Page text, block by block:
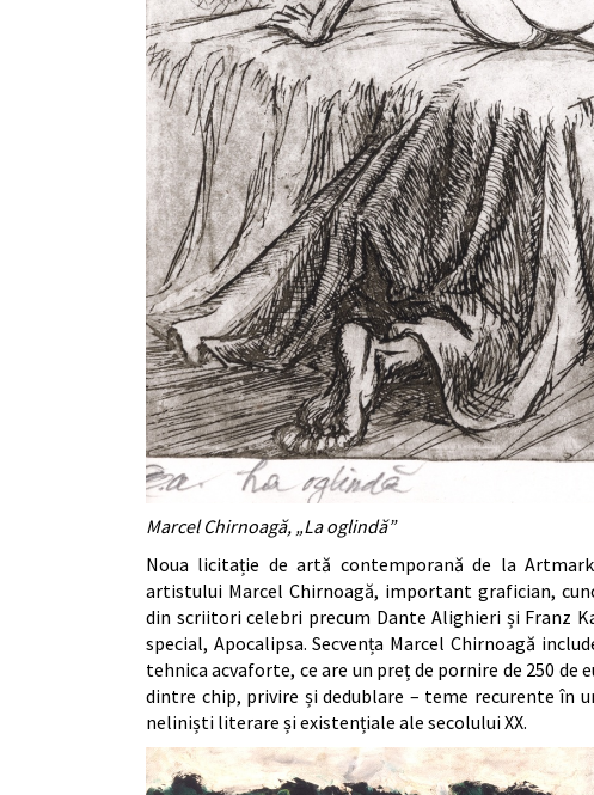
Marcel Chirnoagă, „La oglindă”
Noua licitație de artă contemporană de la
artistului Marcel Chirnoagă, important grafician,
din scriitori celebri precum Dante Alighieri și Franz
special, Apocalipsa. Secvența Marcel Chirnoagă
tehnica acvaforte, ce are un preț de pornire de 250
dintre chip, privire și dedublare – teme recurente în
neliniști literare și existențiale ale secolului XX.